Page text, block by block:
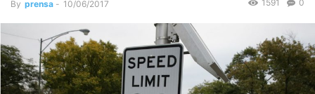
By prensa - 10/06/2017 0
1591